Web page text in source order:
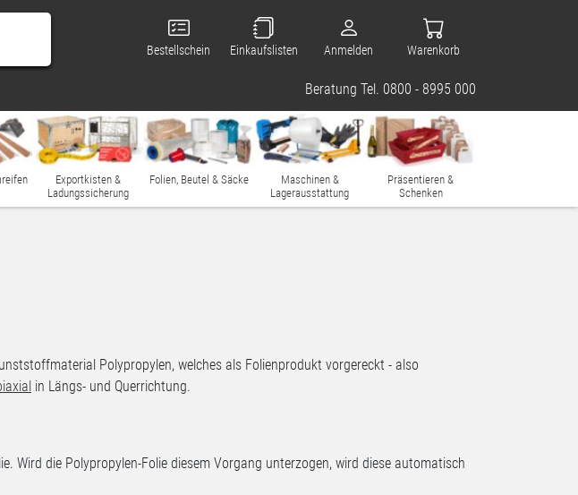
Bestellschein Einkaufslisten Anmelden Warenkorb
Beratung Tel. 0800 - 8995 000
Exportkisten &
Ladungssicherung
Folien, Beutel & Säcke
Maschinen &
Lagerausstattung
Präsentieren &
Schenken
Polypropylen, welches als Folienprodukt vorgereckt - also
in Längs- und Querrichtung.
Wird die Polypropylen-Folie diesem Vorgang unterzogen, wird diese automatisch